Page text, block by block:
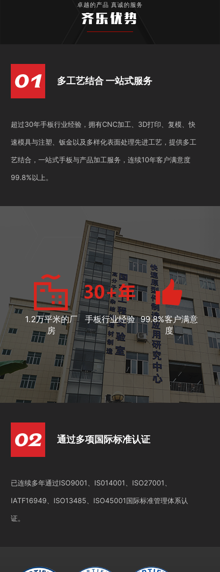
卓越的产品 真诚的服务
齐乐优势
多工艺结合 一站式服务
超过30年手板行业经验，拥有CNC加工、3D打印、复模、快
速模具与注塑、钣金以及多样化表面处理先进工艺，提供多工
艺结合，一站式手板与产品加工服务，连续10年客户满意度
99.8%以上。
1.2万平米的厂
房
手板行业经验 99.8%客户满意
度
通过多项国际标准认证
已连续多年通过ISO9001、IS014001、ISO27001、
IATF16949、ISO13485、ISO45001国际标准管理体系认
证。